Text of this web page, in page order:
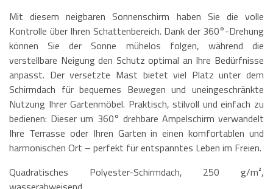
Mit diesem neigbaren Sonnenschirm haben Sie die volle
Kontrolle über Ihren Schattenbereich. Dank der 360°-Drehung
können Sie der Sonne mühelos folgen, während die
verstellbare Neigung den Schutz optimal an Ihre Bedürfnisse
anpasst. Der versetzte Mast bietet viel Platz unter dem
Schirmdach für bequemes Bewegen und uneingeschränkte
Nutzung Ihrer Gartenmöbel. Praktisch, stilvoll und einfach zu
bedienen: Dieser um 360° drehbare Ampelschirm verwandelt
Ihre Terrasse oder Ihren Garten in einen komfortablen und
harmonischen Ort – perfekt für entspanntes Leben im Freien.
Quadratisches Polyester-Schirmdach, 250 g/m²,